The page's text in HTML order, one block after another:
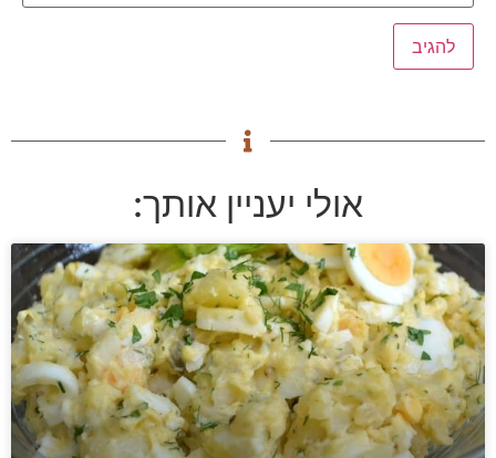
אולי יעניין אותך: